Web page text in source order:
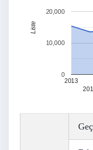
2013
0
10,000
20,000
Liste